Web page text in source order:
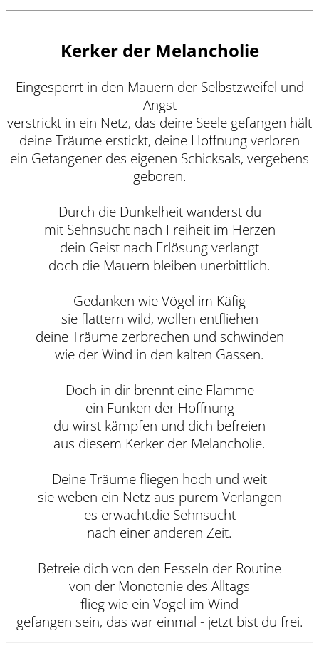
Kerker der Melancholie
Eingesperrt in den Mauern der Selbstzweifel und
Angst
verstrickt in ein Netz, das deine Seele gefangen hält
deine Träume erstickt, deine Hoffnung verloren
ein Gefangener des eigenen Schicksals, vergebens
geboren.
Durch die Dunkelheit wanderst du
mit Sehnsucht nach Freiheit im Herzen
dein Geist nach Erlösung verlangt
doch die Mauern bleiben unerbittlich.
Gedanken wie Vögel im Käfig
sie flattern wild, wollen entfliehen
deine Träume zerbrechen und schwinden
wie der Wind in den kalten Gassen.
Doch in dir brennt eine Flamme
ein Funken der Hoffnung
du wirst kämpfen und dich befreien
aus diesem Kerker der Melancholie.
Deine Träume fliegen hoch und weit
sie weben ein Netz aus purem Verlangen
es erwacht,die Sehnsucht
nach einer anderen Zeit.
Befreie dich von den Fesseln der Routine
von der Monotonie des Alltags
flieg wie ein Vogel im Wind
gefangen sein, das war einmal - jetzt bist du frei.